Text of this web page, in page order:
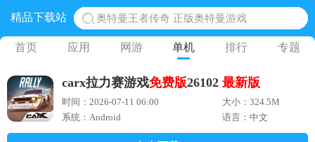
精品下载站
奥特曼王者传奇 正版奥特曼游戏
地铁跑酷体验服国际服 地铁跑酷体验服版本
网易光遇手游正版 点亮星空共庆周年
黎明觉醒生机腾讯正版 黎明觉醒生机国际服
蛋仔派对下载 蛋仔派对体验服
首页 应用 网游 单机 排行 专题
carx拉力赛游戏免费版26102 最新版
时间：2026-07-11 06:00
大小：324.5M
系统：Android
语言：中文